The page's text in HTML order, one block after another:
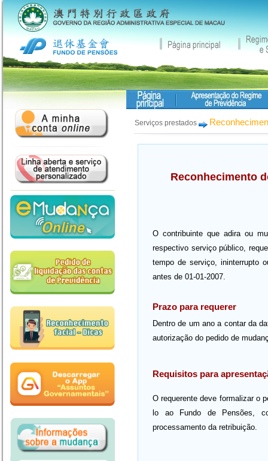
Serviços prestados
Reconhecimento
O contribuinte que adira ou
respectivo serviço público,
tempo de serviço, ininterrupto
antes de 01-01-2007.
Prazo para requerer
Dentro de um ano a contar da
autorização do pedido de
Requisitos para
O requerente deve formalizar o
lo ao Fundo de Pensões,
processamento da retribuição.